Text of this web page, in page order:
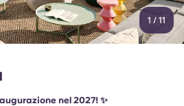
1 / 11
nel 2027! ✨